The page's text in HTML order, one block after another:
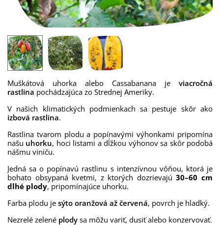
Muškátová uhorka alebo Cassabanana je viacročná
rastlina pochádzajúca zo Strednej Ameriky.
V našich klimatických podmienkach sa pestuje skôr ako
izbová rastlina.
Rastlina tvarom plodu a popínavými výhonkami pripomína
našu uhorku, hoci listami a dĺžkou výhonov sa skôr podobá
nášmu viniču.
Jedná sa o popínavú rastlinu s intenzívnou vôňou, ktorá je
bohato obsypaná kvetmi, z ktorých dozrievajú30–60 cm
dlhé plody, pripomínajúce uhorku.
Farba plodu je sýto oranžová až červená, povrch je hladký.
Nezrelé zelené plody sa môžu variť, dusiťalebo konzervovať.